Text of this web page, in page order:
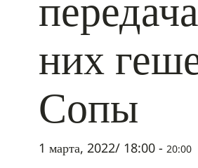
них
Сопы
1 марта, 2022/ 18:00 - 20:00